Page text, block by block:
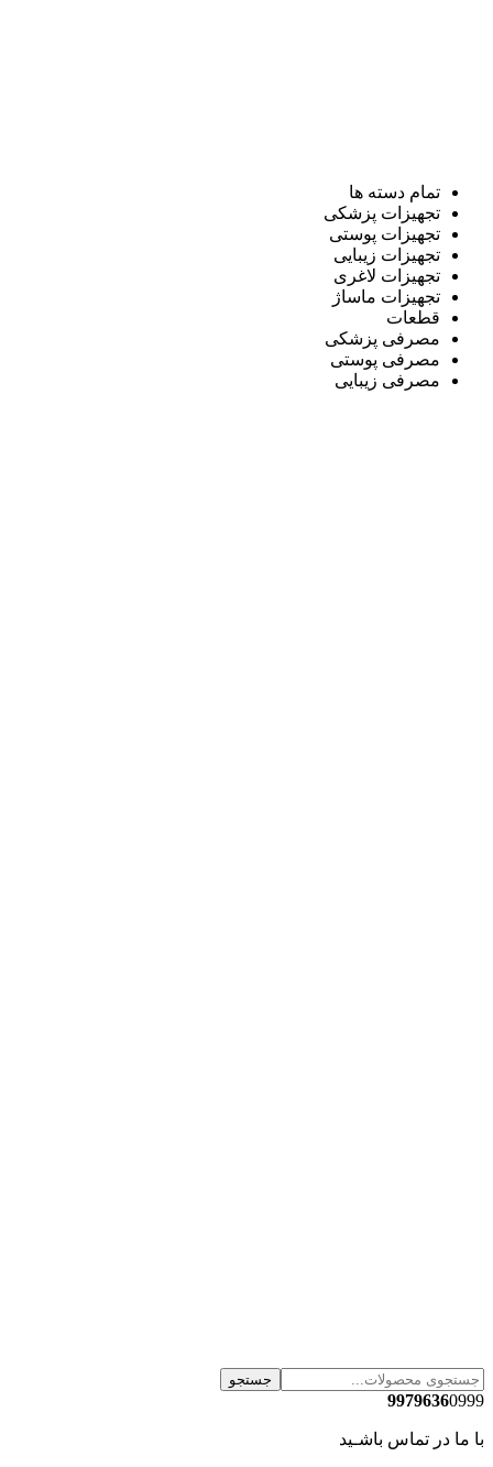
تمام دسته ها
تجهیزات پزشکی
تجهیزات پوستی
تجهیزات زیبایی
تجهیزات لاغری
تجهیزات ماساژ
قطعات
مصرفی پزشکی
مصرفی پوستی
مصرفی زیبایی
جستجو
99796360999
با ما در تماس باشـید